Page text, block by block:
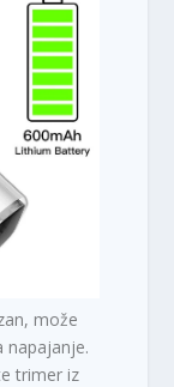
može
napajanje.
trimer iz